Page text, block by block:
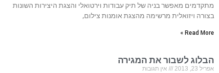
מתקדמים מאפשר בניה של תיק עבודות וירטואלי והצגת היצירות השונות
בצורה ויזואלית מרשימה מהצגת אומנות צילום,
Read More »
הבלוג לשבור את המגירה
אפריל 23, 2013 אין תגובות